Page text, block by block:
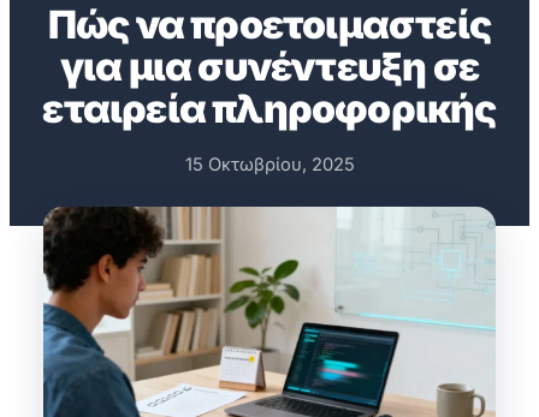
Πώς να προετοιμαστείς
για μια συνέντευξη σε
εταιρεία πληροφορικής
15 Οκτωβρίου, 2025